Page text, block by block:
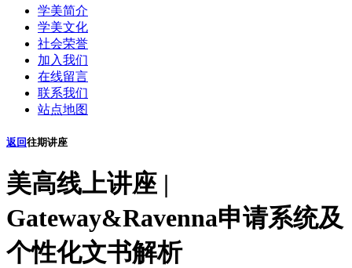
学美简介
学美文化
社会荣誉
加入我们
在线留言
联系我们
站点地图
返回往期讲座
美高线上讲座 |
Gateway&Ravenna申请系统及
个性化文书解析